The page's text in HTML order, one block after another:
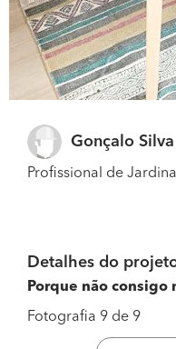
Gonçalo Silva
Profissional de
Detalhes do
Porque não consigo
Fotografia 9 de 9